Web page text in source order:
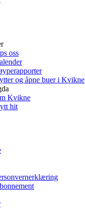
oss
og åpne buer i Kvikne
Kvikne
hit